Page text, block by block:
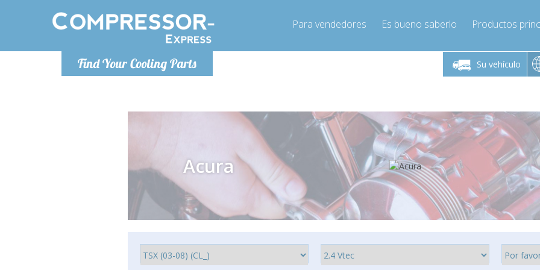
Find Your Cooling Parts
Para vendedores Es bueno saberlo Productos
Su vehículo
De lunes a viernes de 9:00 a De lunes a viernes de 9:00 a
16:00
Info@compressor-express.es
De lunes a
Acura